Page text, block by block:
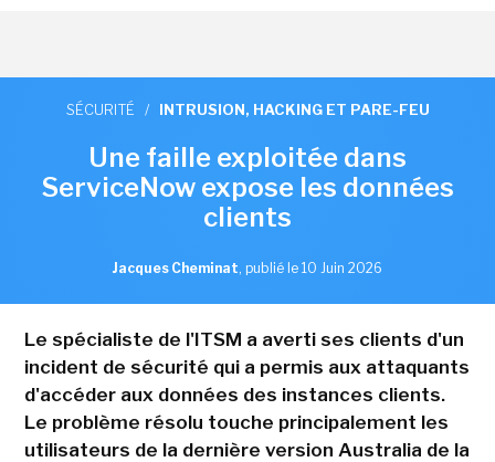
SÉCURITÉ / INTRUSION, HACKING ET PARE-FEU
Une faille exploitée dans
ServiceNow expose les données
clients
Jacques Cheminat, publié le 10 Juin 2026
Le spécialiste de l'ITSM a averti ses clients d'un
incident de sécurité qui a permis aux attaquants
d'accéder aux données des instances clients.
Le problème résolu touche principalement les
utilisateurs de la dernière version Australia de la